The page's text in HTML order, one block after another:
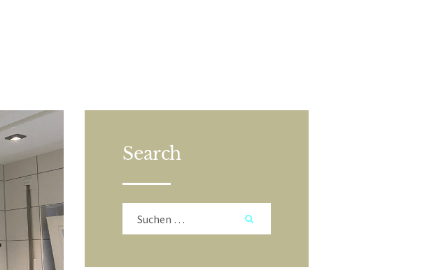
Search
Suchen
nach: